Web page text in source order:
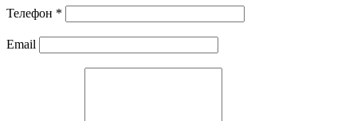
Телефон *
Email